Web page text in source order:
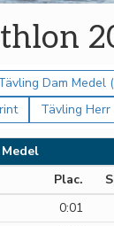
Dam Medel
Tävling Herr
Plac.
0:01